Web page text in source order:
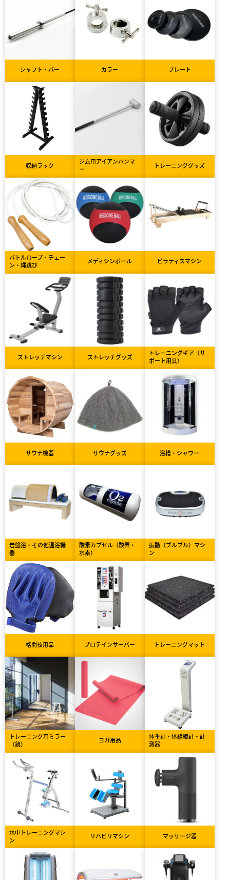
シャフト・バー カラー プレート
収納ラック
ジム用アイアンハンマ
ー
トレーニンググッズ
バトルロープ・チェー
ン・縄跳び
メディシンボール ピラティスマシン
ストレッチマシン ストレッチグッズ
トレーニングギア（サ
ポート用具）
サウナ機器 サウナグッズ 浴槽・シャワー
岩盤浴・その他温浴機
器
酸素カプセル（酸素・
水素）
振動（ブルブル）マシ
ン
格闘技用品 プロテインサーバー トレーニングマット
トレーニング用ミラー
（鏡）
ヨガ用品
体重計・体組織計・計
測器
水中トレーニングマシ
ン
リハビリマシン マッサージ器